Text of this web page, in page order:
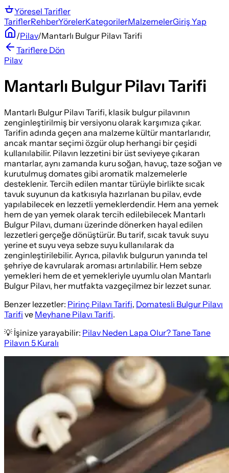
Yöresel Tarifler
TariflerRehberYörelerKategorilerMalzemelerGiriş Yap
/Pilav/Mantarlı Bulgur Pilavı Tarifi
Tariflere Dön
Pilav
Mantarlı Bulgur Pilavı Tarifi
Mantarlı Bulgur Pilavı Tarifi, klasik bulgur pilavının
zenginleştirilmiş bir versiyonu olarak karşımıza çıkar.
Tarifin adında geçen ana malzeme kültür mantarlarıdır,
ancak mantar seçimi özgür olup herhangi bir çeşidi
kullanılabilir. Pilavın lezzetini bir üst seviyeye çıkaran
mantarlar, aynı zamanda kuru soğan, havuç, taze soğan ve
kurutulmuş domates gibi aromatik malzemelerle
desteklenir. Tercih edilen mantar türüyle birlikte sıcak
tavuk suyunun da katkısıyla hazırlanan bu pilav, evde
yapılabilecek en lezzetli yemeklerdendir. Hem ana yemek
hem de yan yemek olarak tercih edilebilecek Mantarlı
Bulgur Pilavı, dumanı üzerinde dönerken hayal edilen
lezzetleri gerçeğe dönüştürür. Bu tarif, sıcak tavuk suyu
yerine et suyu veya sebze suyu kullanılarak da
zenginleştirilebilir. Ayrıca, pilavlık bulgurun yanında tel
şehriye de kavrularak aroması artırılabilir. Hem sebze
yemekleri hem de et yemekleriyle uyumlu olan Mantarlı
Bulgur Pilavı, her mutfakta vazgeçilmez bir lezzet sunar.
Benzer lezzetler: Pirinç Pilavı Tarifi, Domatesli Bulgur Pilavı
Tarifi ve Meyhane Pilavı Tarifi.
💡 İşinize yarayabilir: Pilav Neden Lapa Olur? Tane Tane
Pilavın 5 Kuralı